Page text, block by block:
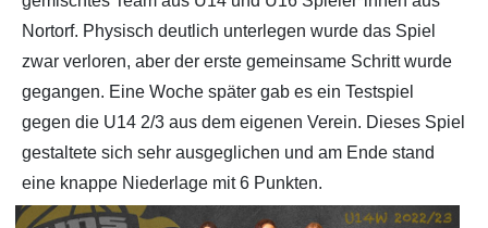
Nortorf. Physisch deutlich unterlegen wurde das Spiel
zwar verloren, aber der erste gemeinsame Schritt wurde
gegangen. Eine Woche später gab es ein Testspiel
gegen die U14 2/3 aus dem eigenen Verein. Dieses Spiel
gestaltete sich sehr ausgeglichen und am Ende stand
eine knappe Niederlage mit 6 Punkten.
Historie
Links zum BVSH u. a.
Trainerabrechnung
Rechtliches